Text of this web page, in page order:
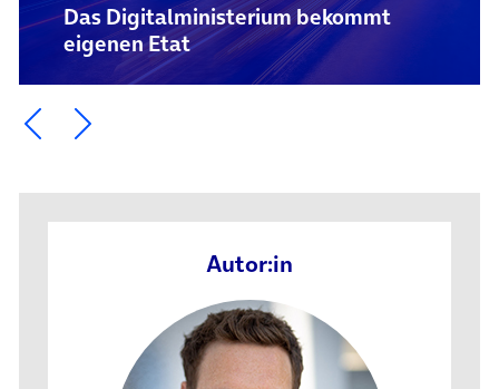
Das Digital­ministerium bekommt
eigenen Etat
Ein Element zurück blättern
Ein Element weiter blättern
Autor:in